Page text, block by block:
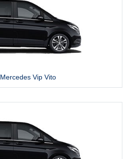
Mercedes Vip Vito